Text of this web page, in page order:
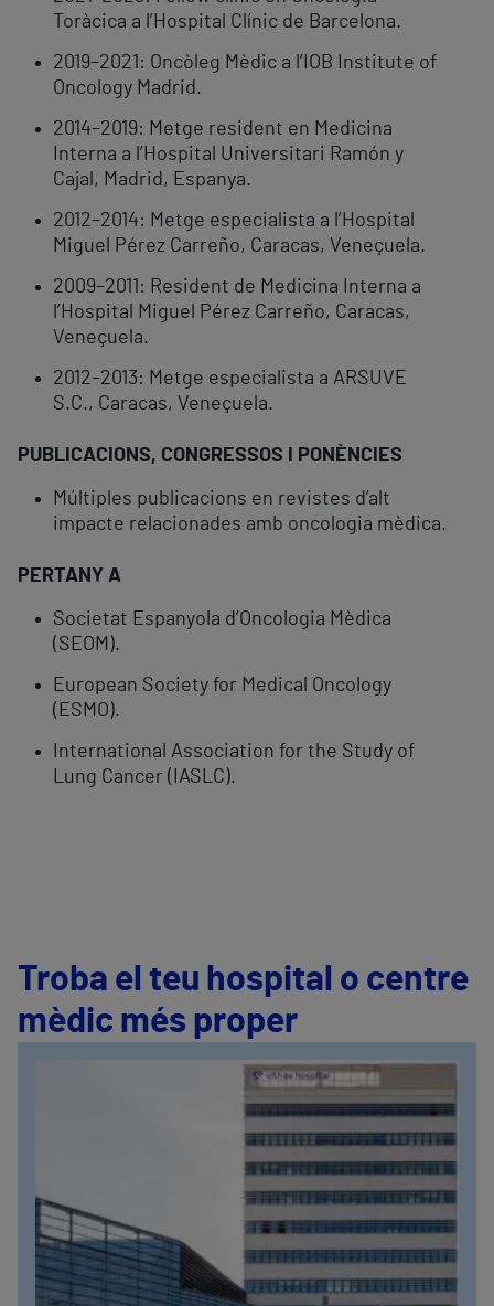
Toràcica a l’Hospital Clínic de Barcelona.
2019–2021: Oncòleg Mèdic a l’IOB Institute of
Oncology Madrid.
2014–2019: Metge resident en Medicina
Interna a l’Hospital Universitari Ramón y
Cajal, Madrid, Espanya.
2012–2014: Metge especialista a l’Hospital
Miguel Pérez Carreño, Caracas, Veneçuela.
2009–2011: Resident de Medicina Interna a
l’Hospital Miguel Pérez Carreño, Caracas,
Veneçuela.
2012–2013: Metge especialista a ARSUVE
S.C., Caracas, Veneçuela.
PUBLICACIONS, CONGRESSOS I PONÈNCIES
Múltiples publicacions en revistes d’alt
impacte relacionades amb oncologia mèdica.
PERTANY A
Societat Espanyola d’Oncologia Mèdica
(SEOM).
European Society for Medical Oncology
(ESMO).
International Association for the Study of
Lung Cancer (IASLC).
Troba el teu hospital o centre
mèdic més proper